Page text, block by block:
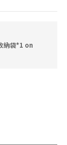
納袋*1 on